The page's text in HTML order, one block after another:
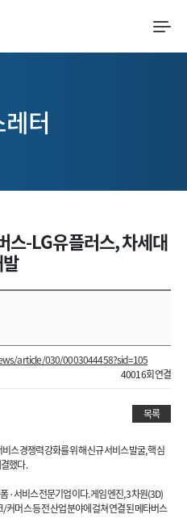
터
스-LG유플러스, 차세대
article/030/0003044458?sid=105
40016회 연결
목록
스 경쟁력 강화를 위해 신규 서비스 발굴, 핵심
했다.
·서비스 전문기업이다. 게임 엔진, 3차원(3D)
머스 등 전 산업 분야에 걸쳐 연결된 메타버스